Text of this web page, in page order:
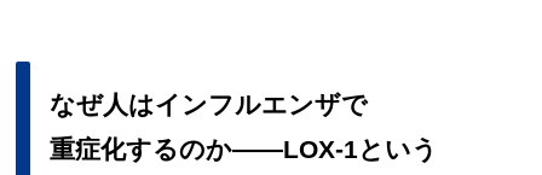
なぜ人はインフルエンザで
重症化するのか――LOX-1という